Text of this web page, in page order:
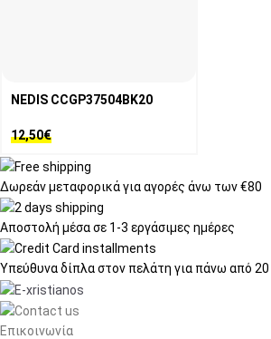
NEDIS CCGP37504BK20
12,50€
Δωρεάν μεταφορικάγια αγορές άνω των €80
Αποστολή μέσα σε 1-3 εργάσιμες ημέρες
Υπεύθυνα δίπλα στον πελάτη για πάνω από 20
Επικοινωνία